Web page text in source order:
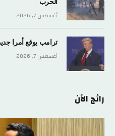
الحرب
أغسطس 7, 2026
ترامب يوقع أمرا
أغسطس 7, 2026
رائج الآن